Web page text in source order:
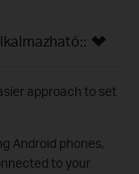
approach to set
Android phones,
to your